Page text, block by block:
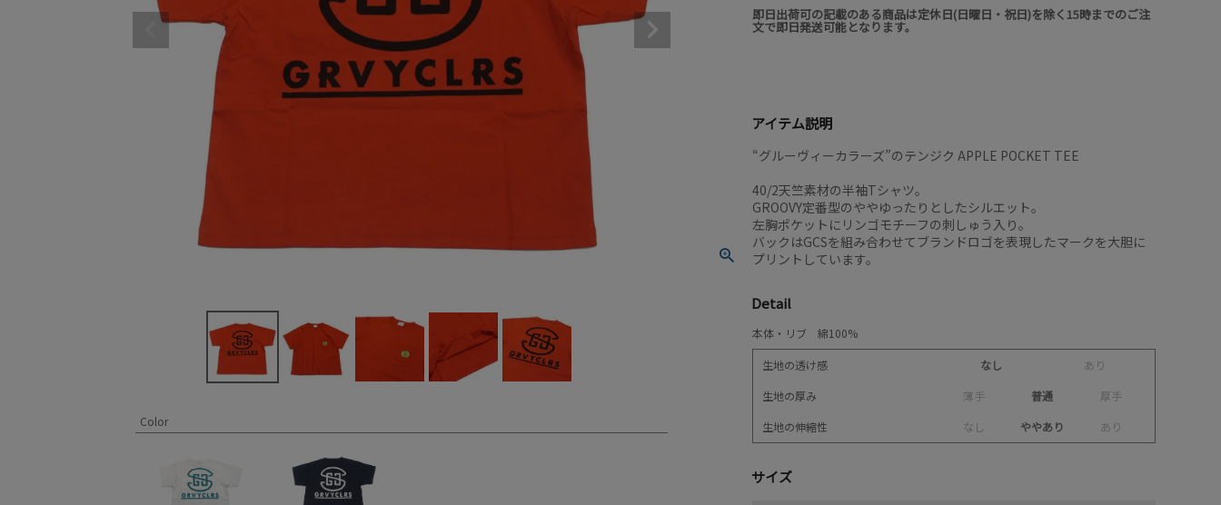
Color
即日出荷可の記載のある商品は定休日(日曜日・祝日)を除く15時までのご注
文で即日発送可能となります。
アイテム説明
“グルーヴィーカラーズ”のテンジク APPLE POCKET TEE
40/2天竺素材の半袖Tシャツ。
GROOVY定番型のややゆったりとしたシルエット。
左胸ポケットにリンゴモチーフの刺しゅう入り。
バックはGCSを組み合わせてブランドロゴを表現したマークを大胆に
プリントしています。
Detail
本体・リブ 綿100%
生地の透け感 なし あ り
生地の厚み
薄手 普通 厚手
生地の伸縮性
な し ややあり あ り
サイズ